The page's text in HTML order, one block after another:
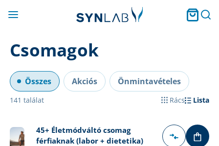
Csomagok
Összes Akciós Önmintavételes
141 találat Rács Lista
45+ Életmódváltó csomag
férfiaknak (labor + dietetika)